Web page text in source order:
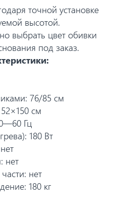
точной установке
высотой.
выбрать цвет обивки
под заказ.
76/85 см
см
Гц
180 Вт
нет
нет
180 кг